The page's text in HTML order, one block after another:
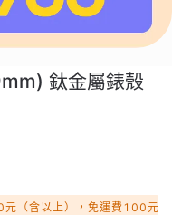
鈦金屬錶殼
（含以上），免運費100元